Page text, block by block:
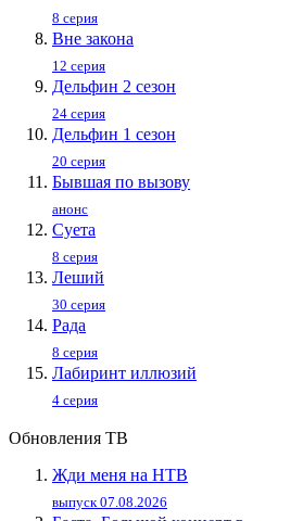
8 серия
Вне закона
12 серия
Дельфин 2 сезон
24 серия
Дельфин 1 сезон
20 серия
Бывшая по вызову
анонс
Суета
8 серия
Леший
30 серия
Рада
8 серия
Лабиринт иллюзий
4 серия
Обновления ТВ
Жди меня на НТВ
выпуск 07.08.2026